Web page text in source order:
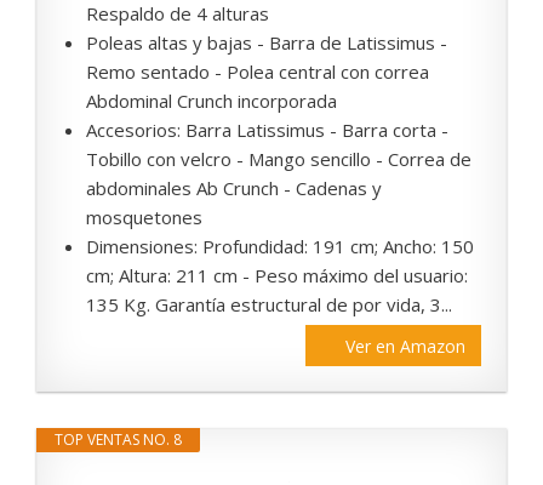
Respaldo de 4 alturas
Poleas altas y bajas - Barra de Latissimus -
Remo sentado - Polea central con correa
Abdominal Crunch incorporada
Accesorios: Barra Latissimus - Barra corta -
Tobillo con velcro - Mango sencillo - Correa de
abdominales Ab Crunch - Cadenas y
mosquetones
Dimensiones: Profundidad: 191 cm; Ancho: 150
cm; Altura: 211 cm - Peso máximo del usuario:
135 Kg. Garantía estructural de por vida, 3...
Ver en Amazon
TOP VENTAS NO. 8